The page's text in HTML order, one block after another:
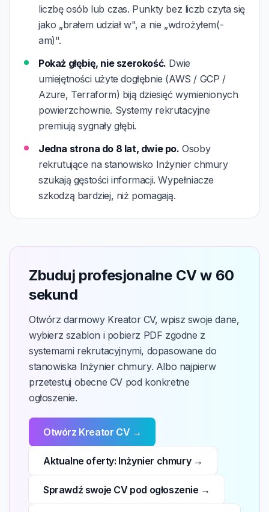
liczbę osób lub czas. Punkty bez liczb czyta się
jako „brałem udział w", a nie „wdrożyłem(-
am)".
Pokaż głębię, nie szerokość. Dwie
umiejętności użyte dogłębnie (AWS / GCP /
Azure, Terraform) biją dziesięć wymienionych
powierzchownie. Systemy rekrutacyjne
premiują sygnały głębi.
Jedna strona do 8 lat, dwie po. Osoby
rekrutujące na stanowisko Inżynier chmury
szukają gęstości informacji. Wypełniacze
szkodzą bardziej, niż pomagają.
Zbuduj profesjonalne CV w 60
sekund
Otwórz darmowy Kreator CV, wpisz swoje dane,
wybierz szablon i pobierz PDF zgodne z
systemami rekrutacyjnymi, dopasowane do
stanowiska Inżynier chmury. Albo najpierw
przetestuj obecne CV pod konkretne
ogłoszenie.
Otwórz Kreator CV →
Aktualne oferty: Inżynier chmury →
Sprawdź swoje CV pod ogłoszenie →